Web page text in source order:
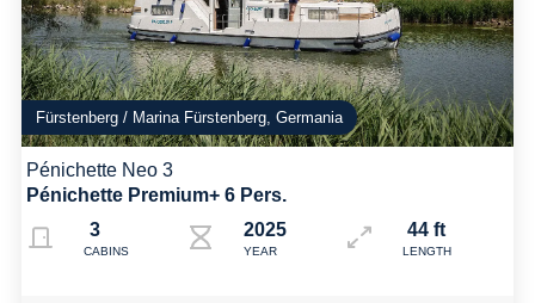
Fürstenberg / Marina Fürstenberg, Germania
Pénichette Neo 3
Pénichette Premium+ 6 Pers.
3
CABINS
2025
YEAR
44 ft
LENGTH